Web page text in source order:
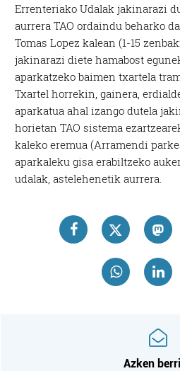
Errenteriako Udalak jakinarazi
aurrera TAO ordaindu beharko
Tomas Lopez kalean (1-15
jakinarazi diete hamabost
aparkatzeko baimen txartela
Txartel horrekin, gainera,
aparkatua ahal izango dutela
horietan TAO sistema
kaleko eremua (Arramendi
aparkaleku gisa erabiltzeko
udalak, astelehenetik aurrera.
Azken